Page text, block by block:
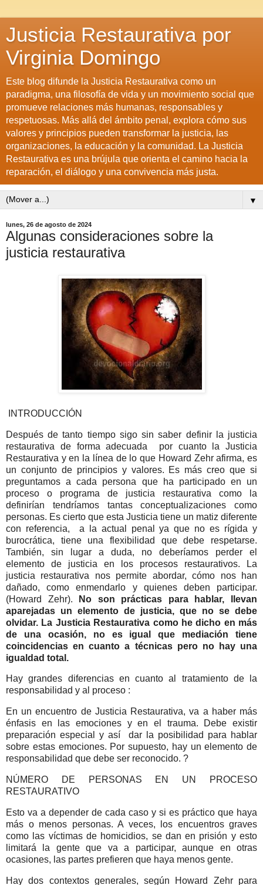
Justicia Restaurativa por
Virginia Domingo
Este blog difunde la Justicia Restaurativa como un
paradigma, una filosofía de vida y un movimiento social que
promueve relaciones más humanas, responsables y
respetuosas. Más allá del ámbito penal, explora cómo sus
valores y principios pueden transformar la justicia, las
organizaciones, la educación y la comunidad. La Justicia
Restaurativa es una brújula que orienta el camino hacia la
reparación, el diálogo y una convivencia más justa.
▼
lunes, 26 de agosto de 2024
Algunas consideraciones sobre la
justicia restaurativa
INTRODUCCIÓN
Después de tanto tiempo sigo sin saber definir la justicia
restaurativa de forma adecuada por cuanto la Justicia
Restaurativa y en la línea de lo que Howard Zehr afirma, es
un conjunto de principios y valores. Es más creo que si
preguntamos a cada persona que ha participado en un
proceso o programa de justicia restaurativa como la
definirían tendríamos tantas conceptualizaciones como
personas. Es cierto que esta Justicia tiene un matiz diferente
con referencia, a la actual penal ya que no es rígida y
burocrática, tiene una flexibilidad que debe respetarse.
También, sin lugar a duda, no deberíamos perder el
elemento de justicia en los procesos restaurativos. La
justicia restaurativa nos permite abordar, cómo nos han
dañado, como enmendarlo y quienes deben participar.
(Howard Zehr).
No son prácticas para hablar, llevan
aparejadas un elemento de justicia, que no se debe
olvidar. La Justicia Restaurativa como he dicho en más
de una ocasión, no es igual que mediación tiene
coincidencias en cuanto a técnicas pero no hay una
igualdad total.
Hay grandes diferencias en cuanto al tratamiento de la
responsabilidad y al proceso :
En un encuentro de Justicia Restaurativa, va a haber más
énfasis en las emociones y en el trauma. Debe existir
preparación especial y así dar la posibilidad para hablar
sobre estas emociones. Por supuesto, hay un elemento de
responsabilidad que debe ser reconocido. ?
NÚMERO DE PERSONAS EN UN PROCESO
RESTAURATIVO
Esto va a depender de cada caso y si es práctico que haya
más o menos personas. A veces, los encuentros graves
como las víctimas de homicidios, se dan en prisión y esto
limitará la gente que va a participar, aunque en otras
ocasiones, las partes prefieren que haya menos gente.
Hay dos contextos generales, según Howard Zehr para